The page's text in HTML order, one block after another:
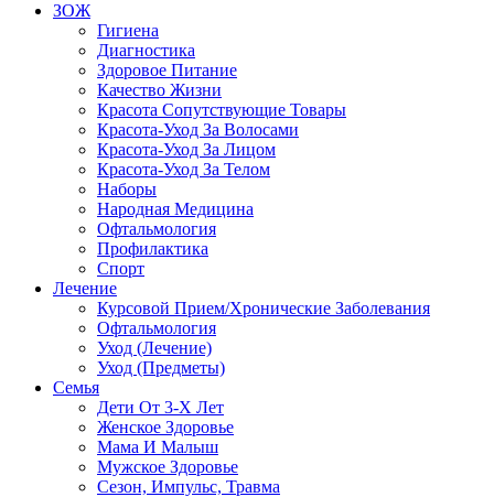
ЗОЖ
Гигиена
Диагностика
Здоровое Питание
Качество Жизни
Красота Сопутствующие Товары
Красота-Уход За Волосами
Красота-Уход За Лицом
Красота-Уход За Телом
Наборы
Народная Медицина
Офтальмология
Профилактика
Спорт
Лечение
Курсовой Прием/Хронические Заболевания
Офтальмология
Уход (Лечение)
Уход (Предметы)
Семья
Дети От 3-Х Лет
Женское Здоровье
Мама И Малыш
Мужское Здоровье
Сезон, Импульс, Травма